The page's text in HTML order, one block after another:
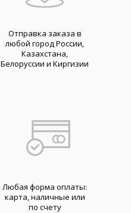
Отправка заказа в
любой город России,
Казахстана,
Белоруссии и Киргизии
Любая форма оплаты:
карта, наличные или
по счету